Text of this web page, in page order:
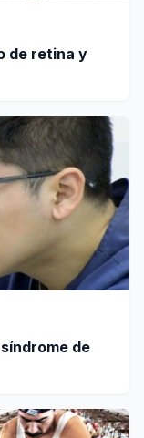
de retina y
de